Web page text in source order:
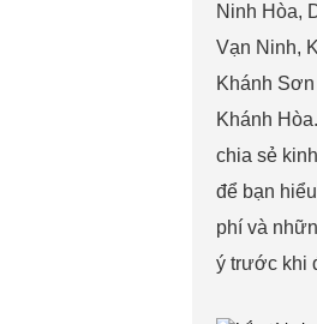
Ninh Hòa,
Vạn Ninh,
Khánh
Khánh
chia sẻ
để bạn
phí và
ý trước khi